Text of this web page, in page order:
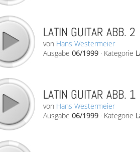
LATIN GUITAR ABB. 2
von Hans Westermeier
Ausgabe 06/1999 · Kategorie
LATIN GUITAR ABB. 1
von Hans Westermeier
Ausgabe 06/1999 · Kategorie